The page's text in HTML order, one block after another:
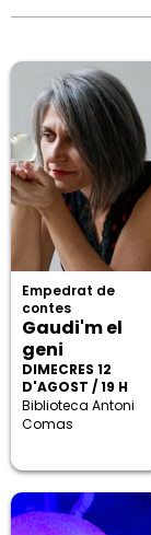
Empedrat de
contes
Gaudi'm el
geni
DIMECRES 12
D'AGOST / 19 H
Biblioteca Antoni
Comas